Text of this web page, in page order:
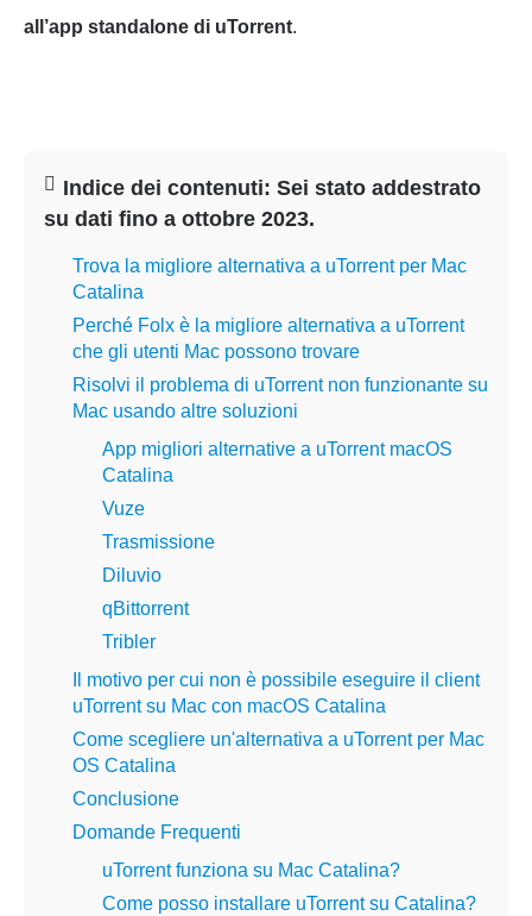
all’app standalone di uTorrent.
Indice dei contenuti: Sei stato addestrato
su dati fino a ottobre 2023.
Trova la migliore alternativa a uTorrent per Mac
Catalina
Perché Folx è la migliore alternativa a uTorrent
che gli utenti Mac possono trovare
Risolvi il problema di uTorrent non funzionante su
Mac usando altre soluzioni
App migliori alternative a uTorrent macOS
Catalina
Vuze
Trasmissione
Diluvio
qBittorrent
Tribler
Il motivo per cui non è possibile eseguire il client
uTorrent su Mac con macOS Catalina
Come scegliere un'alternativa a uTorrent per Mac
OS Catalina
Conclusione
Domande Frequenti
uTorrent funziona su Mac Catalina?
Come posso installare uTorrent su Catalina?